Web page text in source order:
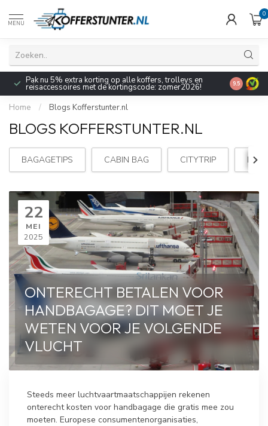
MENU
0
Pak nu 5% extra korting op alle koffers, trolleys en
reisaccessoires met de kortingscode: zomer2026! 9.5
Home / Blogs Kofferstunter.nl
BLOGS KOFFERSTUNTER.NL
BAGAGETIPS CABIN BAG CITYTRIP
22
MEI
2025
ONTERECHT BETALEN VOOR
HANDBAGAGE? DIT MOET JE
WETEN VOOR JE VOLGENDE
VLUCHT
Steeds meer luchtvaartmaatschappijen rekenen
onterecht kosten voor handbagage die gratis mee zou
moeten. Europese consumentenorganisaties,